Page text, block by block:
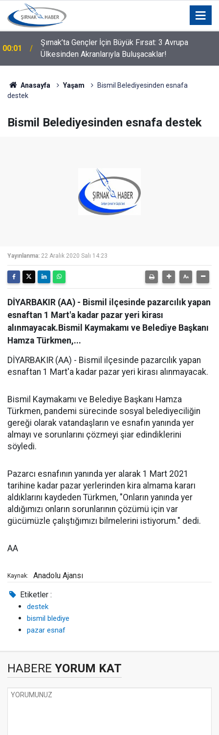
00:01
Şırnak’ta Gençler İçin Büyük Fırsat: 3 Avrupa
Ülkesinden Akranlarıyla Buluşacaklar!
Anasayfa Yaşam
Bismil Belediyesinden esnafa
destek
Bismil Belediyesinden esnafa destek
Yayınlanma: 22 Aralık 2020 Salı 14:23
DİYARBAKIR (AA) - Bismil ilçesinde pazarcılık yapan
esnaftan 1 Mart'a kadar pazar yeri kirası
alınmayacak.Bismil Kaymakamı ve Belediye Başkanı
Hamza Türkmen,...
DİYARBAKIR (AA) - Bismil ilçesinde pazarcılık yapan
esnaftan 1 Mart'a kadar pazar yeri kirası alınmayacak.
Bismil Kaymakamı ve Belediye Başkanı Hamza
Türkmen, pandemi sürecinde sosyal belediyeciliğin
gereği olarak vatandaşların ve esnafın yanında yer
almayı ve sorunlarını çözmeyi şiar edindiklerini
söyledi.
Pazarcı esnafının yanında yer alarak 1 Mart 2021
tarihine kadar pazar yerlerinden kira almama kararı
aldıklarını kaydeden Türkmen, "Onların yanında yer
aldığımızı onların sorunlarının çözümü için var
gücümüzle çalıştığımızı bilmelerini istiyorum." dedi.
AA
Kaynak: Anadolu Ajansı
Etiketler :
destek
bismil blediye
pazar esnaf
HABERE YORUM KAT